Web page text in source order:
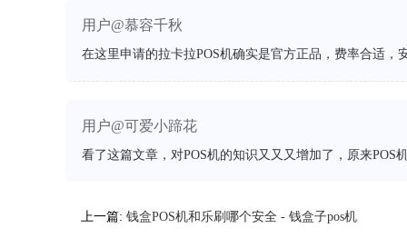
用户@慕容千秋
在这里申请的拉卡拉POS机确实是官方正品，费率合适
用户@可爱小蹄花
看了这篇文章，对POS机的知识又又又增加了，原来POS
上一篇: 钱盒POS机和乐刷哪个安全 - 钱盒子pos机